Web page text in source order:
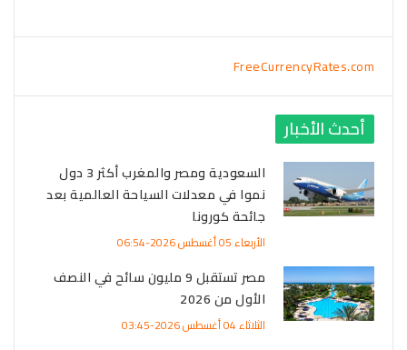
FreeCurrencyRates.com
أحدث الأخبار
السعودية ومصر والمغرب أكثر 3 دول
نموا في معدلات السياحة العالمية بعد
جائحة كورونا
الأربعاء 05 أغسطس 2026-06:54
مصر تستقبل 9 مليون سائح في النصف
الأول من 2026
الثلاثاء 04 أغسطس 2026-03:45